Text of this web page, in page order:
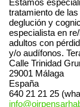
tratamiento de
deglución y
especialista en
adultos con
y/o audífonos.
Calle Trinidad
29001 Málaga
España
640 21 21 25